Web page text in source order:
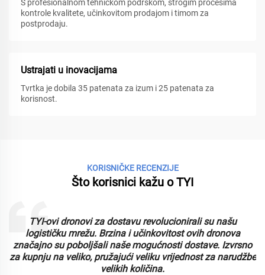
S profesionalnom tehničkom podrškom, strogim procesima
kontrole kvalitete, učinkovitom prodajom i timom za
postprodaju.
Ustrajati u inovacijama
Tvrtka je dobila 35 patenata za izum i 25 patenata za
korisnost.
KORISNIČKE RECENZIJE
Što korisnici kažu o TYI
TYI-ovi dronovi za dostavu revolucionirali su našu
logističku mrežu. Brzina i učinkovitost ovih dronova
značajno su poboljšali naše mogućnosti dostave. Izvrsno
za kupnju na veliko, pružajući veliku vrijednost za narudžbe
velikih količina.